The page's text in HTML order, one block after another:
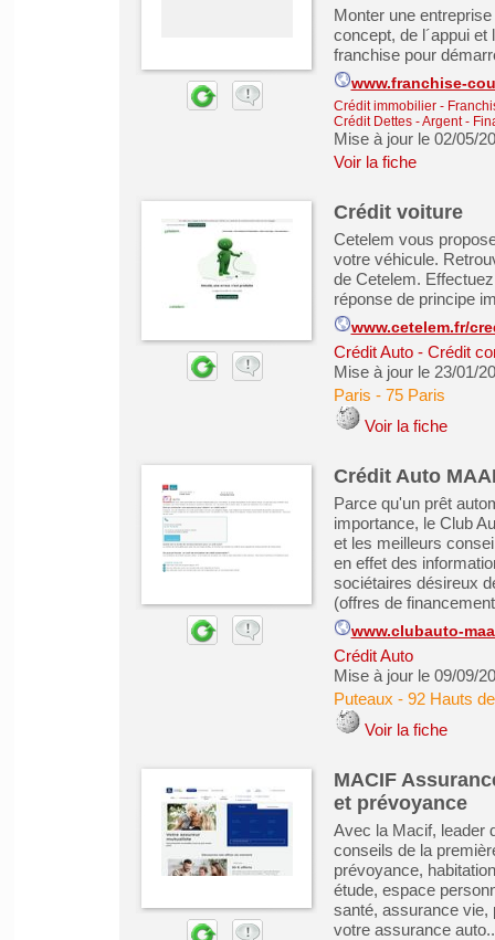
Monter une
concept, de l´appui
franchise pour
www.franchise-
Crédit immobilier-
Crédit Dettes-Argent -
Mise à jour le 02/05/
Voir la fiche
Crédit voiture
Cetelem vous
votre véhicule.
de Cetelem.
réponse de principe
www.cetelem.fr/
Crédit Auto- Crédit
Mise à jour le 23/01/
Paris - 75 Paris
Voir la fiche
Crédit Auto
Parce qu'un prêt
importance, le Club
et les meilleurs
en effet des
sociétaires désireux
(offres de
www.clubauto-
Crédit Auto
Mise à jour le 09/09/
Puteaux - 92 Hauts
Voir la fiche
MACIF
et prévoyance
Avec la Macif, leader
conseils de la
prévoyance,
étude, espace
santé, assurance vie,
votre assurance